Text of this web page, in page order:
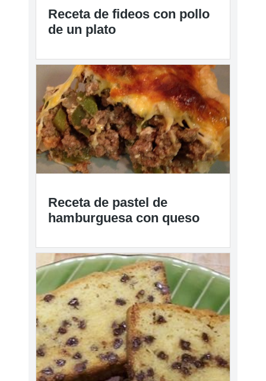
Receta de fideos con pollo
de un plato
Receta de pastel de
hamburguesa con queso